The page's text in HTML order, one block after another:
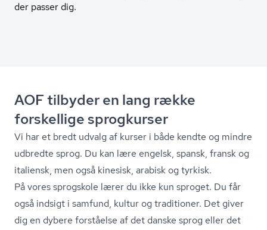
der passer dig.
AOF tilbyder en lang række
forskellige sprogkurser
Vi har et bredt udvalg af kurser i både kendte og mindre
udbredte sprog. Du kan lære engelsk, spansk, fransk og
italiensk, men også kinesisk, arabisk og tyrkisk.
På vores sprogskole lærer du ikke kun sproget. Du får
også indsigt i samfund, kultur og traditioner. Det giver
dig en dybere forståelse af det danske sprog eller det